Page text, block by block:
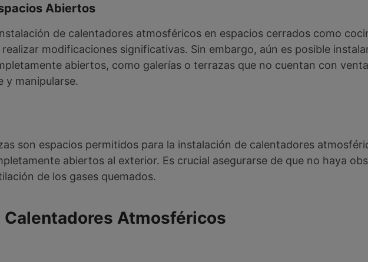
Abiertos
de calentadores atmosféricos en espacios cerrados como
modificaciones significativas. Sin embargo, aún es posible
abiertos, como galerías o terrazas que no cuentan con
y manipularse.
son espacios permitidos para la instalación de calentadores
abiertos al exterior. Es crucial asegurarse de que no haya
de los gases quemados.
Atmosféricos